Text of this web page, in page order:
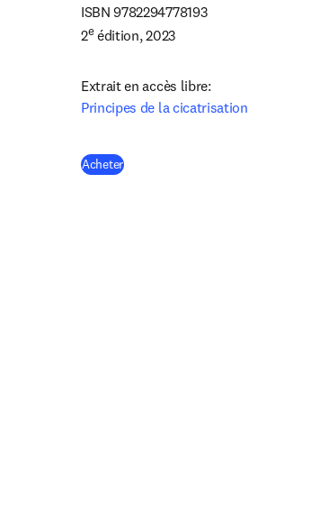
ISBN 9782294778193
2e édition, 2023
Principes de la cicatrisation
Acheter(